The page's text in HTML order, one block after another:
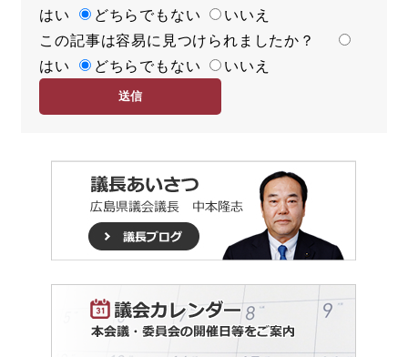
足
度
はい
どちらでもない
いいえ
容
易
この記事は容易に見つけられましたか？
はい
どちらでもない いいえ